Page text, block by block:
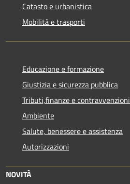
Catasto e urbanistica
Mobilità e trasporti
Educazione e formazione
Giustizia e sicurezza pubblica
Tributi,finanze e contravvenzioni
Ambiente
Salute, benessere e assistenza
Autorizzazioni
NOVITÀ